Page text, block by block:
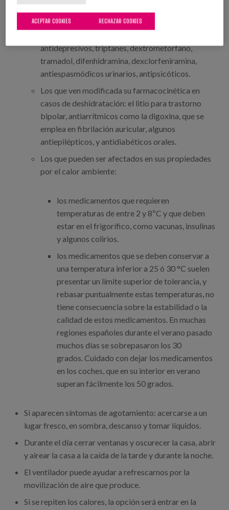
antiinflamatorios y los antihipertensivos (IECA,
como enalapril, o sartanes),
antidepresivos, triptanes, dextrometorfano,
tramadol, difenhidramina, dexclorfeniramina,
antiespasmódicos urinarios, antipsicóticos.
Los que ven modificada su farmacocinética en
casos de deshidratación: el litio para trastorno
bipolar, antiarrítmicos como la digoxina, que se
emplea en fibrilación auricular, algunos
antiepilépticos, y antidiabéticos orales.
Los que pueden ser afectados en sus propiedades
por el calor ambiente:
los medicamentos que requieren
temperaturas de entre 2 y 8ºC y que deben
estar en el frigorífico, como vacunas, insulinas
y algunos colirios.
los medicamentos que se deben conservar a
una temperatura inferior a 25 ó 30 °C suelen
presentar un límite superior de tolerancia, y
rebasar puntualmente estas temperaturas, no
tiene consecuencia sobre la estabilidad o la
calidad de estos medicamentos. En muchas
regiones españoles durante el verano pasado
muchos días se sobrepasaron los 30
grados. Cuidado con dejar los medicamentos
en los coches, que en su interior en verano
superan fácilmente los 50 grados.
Si aparecen síntomas de agotamiento: acercarse a un
lugar fresco, en sombra, descanso y tomar líquidos.
Durante el día cerrar ventanas y oscurecer la casa, abrir
y airear la casa a la caída de la tarde y durante la noche.
El ventilador puede ayudar a refrescarnos por la
movilización de aire que produce.
Si se repiten los calores, la opción será entrar en la
RECHAZAR COOKIES
ACEPTAR COOKIES